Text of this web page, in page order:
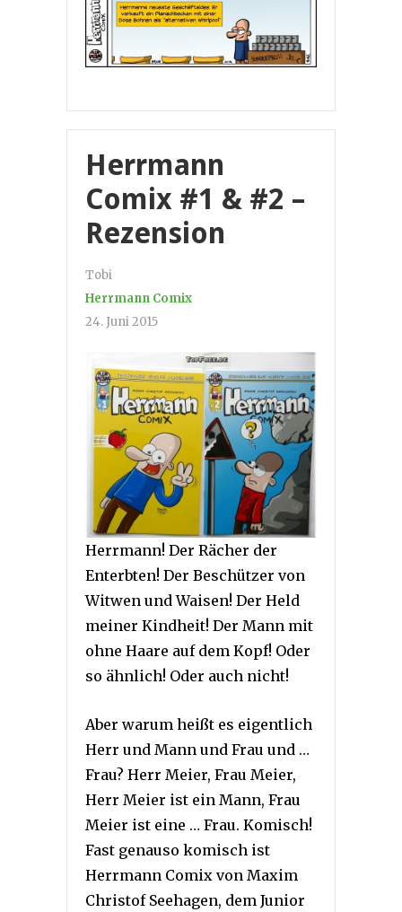
Herrmann
Comix #1 & #2 –
Rezension
Tobi
Herrmann Comix
24. Juni 2015
Herrmann! Der Rächer der
Enterbten! Der Beschützer von
Witwen und Waisen! Der Held
meiner Kindheit! Der Mann mit
ohne Haare auf dem Kopf! Oder
so ähnlich! Oder auch nicht!
Aber warum heißt es eigentlich
Herr und Mann und Frau und …
Frau? Herr Meier, Frau Meier,
Herr Meier ist ein Mann, Frau
Meier ist eine … Frau. Komisch!
Fast genauso komisch ist
Herrmann Comix von Maxim
Christof Seehagen, dem Junior